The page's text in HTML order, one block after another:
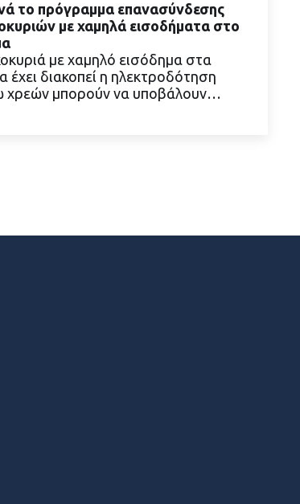
ΔΙΑΒΑΣΤΕ ΠΕΡΙΣΣΟΤΕΡΑ
το πρόγραμμα επανασύνδεσης
με χαμηλά εισοδήματα στο
με χαμηλό εισόδημα στα
έχει διακοπεί η ηλεκτροδότηση
χρεών μπορούν να υποβάλουν…